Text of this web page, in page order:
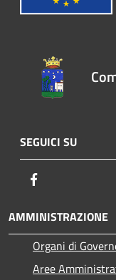
SEGUICI SU
AMMINISTRAZIONE
Organi di
Aree